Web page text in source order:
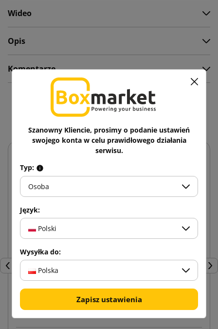
Wideo
Opis
Komentarze
Zobacz także
Poprzedni
Koperty kurierskie Kangurki Przylgi C6
Szanowny Kliencie, prosimy o podanie ustawień
swojego konta w celu prawidłowego działania
serwisu.
Typ:
Osoba
Język:
Polski
Wysyłka do:
Polska
Zapisz ustawienia